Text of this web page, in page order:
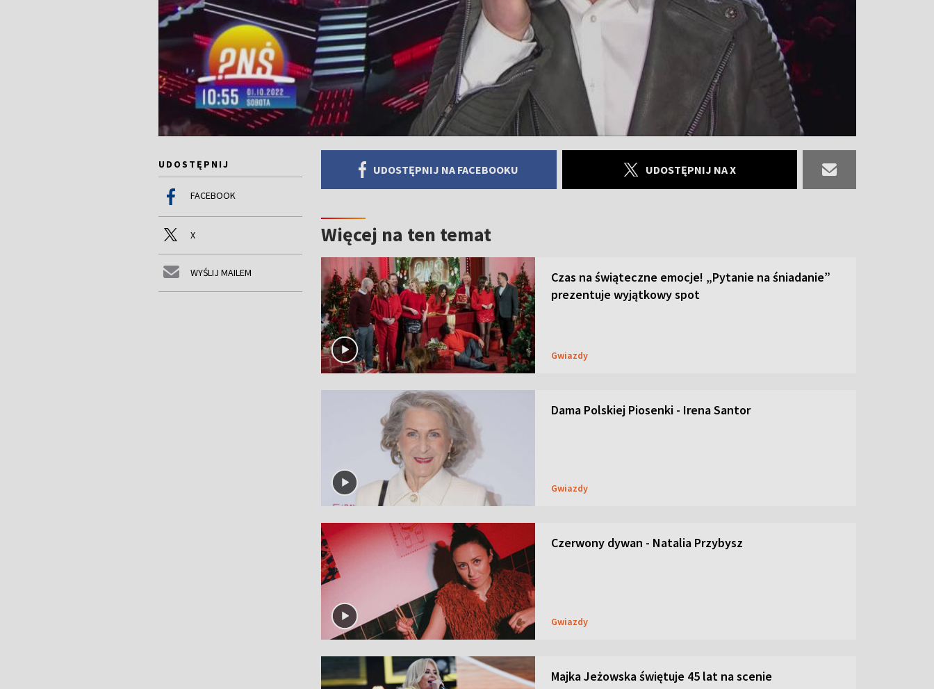
UDOSTĘPNIJ
FACEBOOK
X
WYŚLIJ MAILEM
UDOSTĘPNIJ NA FACEBOOKU UDOSTĘPNIJ NA X
Więcej na ten temat
Czas na świąteczne emocje! „Pytanie na śniadanie”
prezentuje wyjątkowy spot
Gwiazdy
Dama Polskiej Piosenki - Irena Santor
Gwiazdy
Czerwony dywan - Natalia Przybysz
Gwiazdy
Majka Jeżowska świętuje 45 lat na scenie